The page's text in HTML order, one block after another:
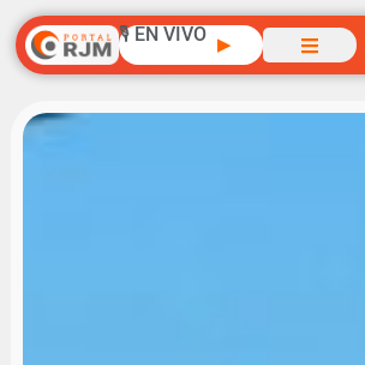
🎙️ EN VIVO ▶